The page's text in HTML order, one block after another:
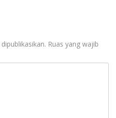
Ruas yang wajib